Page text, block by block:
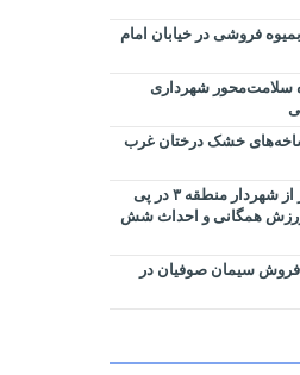
فروشی در خیابان امام
سلامت‌محور شهرداری
خشک درختان غرب
تجلیل ورزشکاران تبریز از شهردار منطقه ۳ در پی
همگانی و احداث شش
فروش سیمان صوفیان در